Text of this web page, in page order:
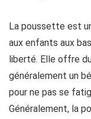
La poussette est
aux enfants aux
liberté. Elle offre
généralement un
pour ne pas se
Généralement, la